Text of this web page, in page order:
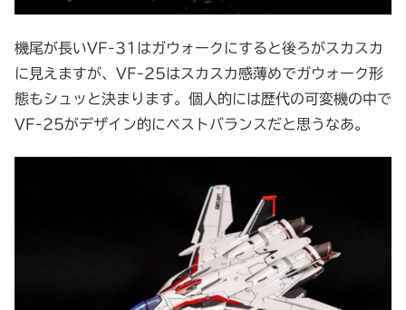
機尾が長いVF-31はガウォークにすると後ろがスカスカ
に見えますが、VF-25はスカスカ感薄めでガウォーク形
態もシュッと決まります。個人的には歴代の可変機の中で
VF-25がデザイン的にベストバランスだと思うなあ。